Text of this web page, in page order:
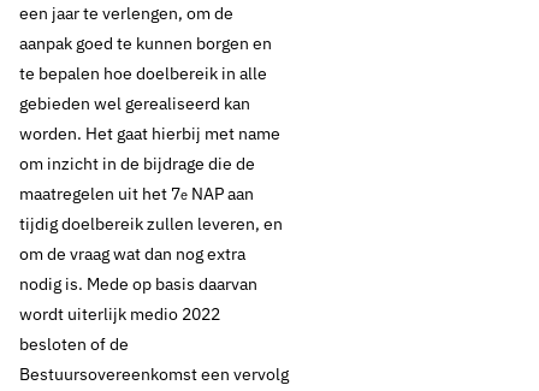
een jaar te verlengen, om de
aanpak goed te kunnen borgen en
te bepalen hoe doelbereik in alle
gebieden wel gerealiseerd kan
worden. Het gaat hierbij met name
om inzicht in de bijdrage die de
maatregelen uit het 7e NAP aan
tijdig doelbereik zullen leveren, en
om de vraag wat dan nog extra
nodig is. Mede op basis daarvan
wordt uiterlijk medio 2022
besloten of de
Bestuursovereenkomst een vervolg